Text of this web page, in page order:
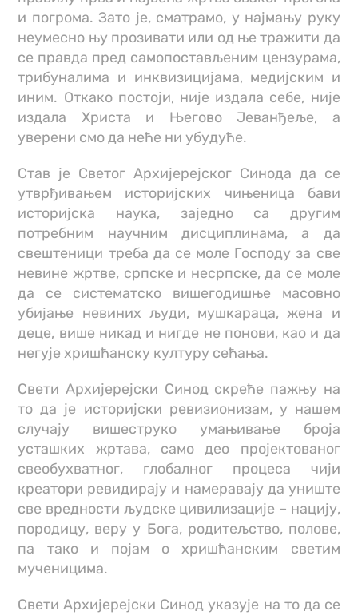
и погрома. Зато је, сматрамо, у најмању руку
неумесно њу прозивати или од ње тражити да
се правда пред самопостављеним цензурама,
трибуналима и инквизицијама, медијским и
иним. Откако постоји, није издала себе, није
издала Христа и Његово Јеванђеље, а
уверени смо да неће ни убудуће.
Став је Светог Архијерејског Синода да се
утврђивањем историјских чињеница бави
историјска наука, заједно са другим
потребним научним дисциплинама, а да
свештеници треба да се моле Господу за све
невине жртве, српске и несрпске, да се моле
да се систематско вишегодишње масовно
убијање невиних људи, мушкараца, жена и
деце, више никад и нигде не понови, као и да
негује хришћанску културу сећања.
Свети Архијерејски Синод скреће пажњу на
то да је историјски ревизионизам, у нашем
случају вишеструко умањивање броја
усташких жртава, само део пројектованог
свеобухватног, глобалног процеса чији
креатори ревидирају и намеравају да униште
све вредности људске цивилизације – нацију,
породицу, веру у Бога, родитељство, полове,
па тако и појам о хришћанским светим
мученицима.
Свети Архијерејски Синод указује на то да се